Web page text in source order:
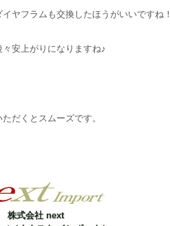
ヤフラムも交換したほうがいいですね！
安上がりになりますね♪
だくとスムーズです。
株式会社 next